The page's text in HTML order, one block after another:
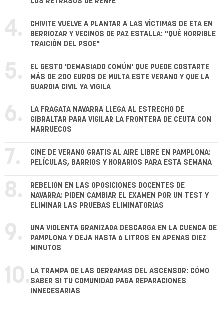
4.
CHIVITE VUELVE A PLANTAR A LAS VÍCTIMAS DE ETA EN
BERRIOZAR Y VECINOS DE PAZ ESTALLA: "QUÉ HORRIBLE
TRAICIÓN DEL PSOE"
5.
EL GESTO 'DEMASIADO COMÚN' QUE PUEDE COSTARTE
MÁS DE 200 EUROS DE MULTA ESTE VERANO Y QUE LA
GUARDIA CIVIL YA VIGILA
6.
LA FRAGATA NAVARRA LLEGA AL ESTRECHO DE
GIBRALTAR PARA VIGILAR LA FRONTERA DE CEUTA CON
MARRUECOS
7.
CINE DE VERANO GRATIS AL AIRE LIBRE EN PAMPLONA:
PELÍCULAS, BARRIOS Y HORARIOS PARA ESTA SEMANA
8.
REBELIÓN EN LAS OPOSICIONES DOCENTES DE
NAVARRA: PIDEN CAMBIAR EL EXAMEN POR UN TEST Y
ELIMINAR LAS PRUEBAS ELIMINATORIAS
9.
UNA VIOLENTA GRANIZADA DESCARGA EN LA CUENCA DE
PAMPLONA Y DEJA HASTA 6 LITROS EN APENAS DIEZ
MINUTOS
10. LA TRAMPA DE LAS DERRAMAS DEL ASCENSOR: CÓMO
SABER SI TU COMUNIDAD PAGA REPARACIONES
INNECESARIAS